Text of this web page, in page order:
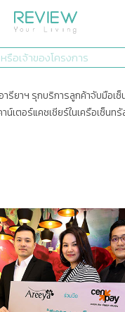
ารียาฯ รุกบริการลูกค้าจับมือเ
น์เตอร์แคชเชียร์ในเครือเซ็นท